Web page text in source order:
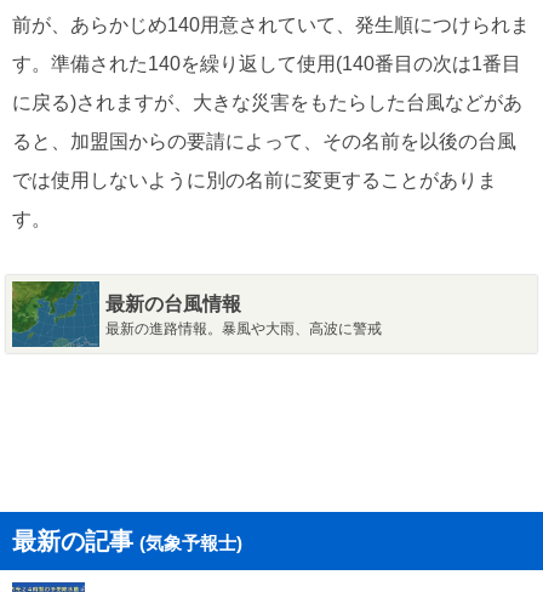
前が、あらかじめ140用意されていて、発生順につけられま
す。準備された140を繰り返して使用(140番目の次は1番目
に戻る)されますが、大きな災害をもたらした台風などがあ
ると、加盟国からの要請によって、その名前を以後の台風
では使用しないように別の名前に変更することがありま
す。
最新の台風情報
最新の進路情報。暴風や大雨、高波に警戒
最新の記事 (気象予報士)